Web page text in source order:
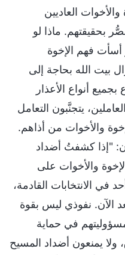
العاديين
بحقيقتهم. ماذا لو
فهم الإخوة
بيت الله بحاجة إلى
أنواع الأعذار
يتجنَّبون التعامل
والأخوات من أذاهم.
"إذا كشفتُ أضداد
والأخوات على
الانتخابات القادمة،
الآن. نفوذي ليس بقوة
في حماية
ولا يمنعون أضداد المسيح